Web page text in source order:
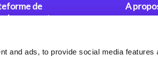
and ads, to provide social media features
de
A